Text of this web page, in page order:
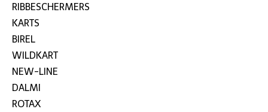
RIBBESCHERMERS
KARTS
BIREL
WILDKART
NEW-LINE
DALMI
ROTAX